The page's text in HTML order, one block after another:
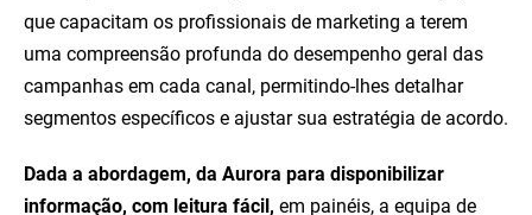
que capacitam os profissionais de marketing a terem
uma compreensão profunda do desempenho geral das
campanhas em cada canal, permitindo-lhes detalhar
segmentos específicos e ajustar sua estratégia de acordo.
Dada a abordagem, da Aurora para disponibilizar
informação, com leitura fácil, em painéis, a equipa de